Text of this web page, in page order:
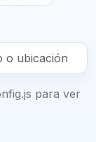
para ver